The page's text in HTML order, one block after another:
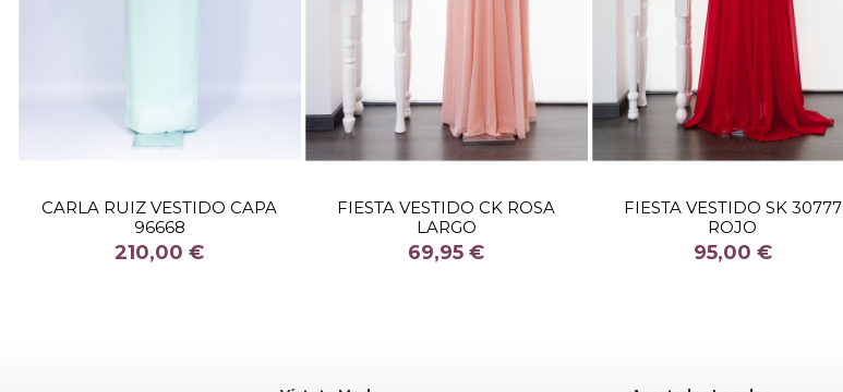
CARLA RUIZ VESTIDO CAPA
96668
210,00 €
COLOR
FIESTA VESTIDO CK ROSA
LARGO
69,95 €
COLOR
FIESTA VESTIDO SK 30777
ROJO
95,00 €
TALLA
COLOR
ROJO